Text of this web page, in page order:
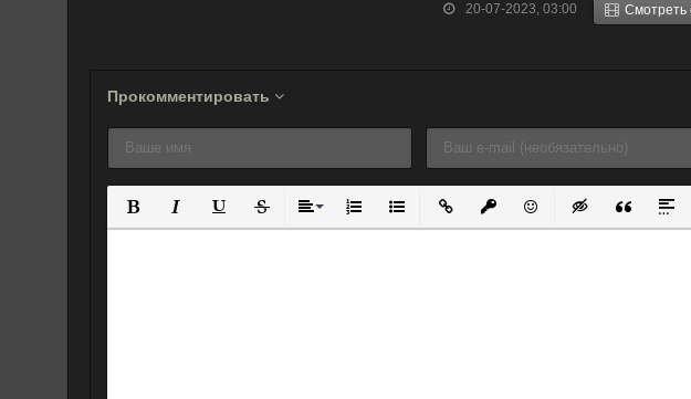
20-07-2023, 03:00 Смотреть
Прокомментировать
Полужирный
КурсивПодчеркнутый
ЗачеркнутыйВыравнивание
Нумерованный список
Маркированный список
Вставить ссылку
Вставить защищенную
Вставить смайлик
ВставкаВставка